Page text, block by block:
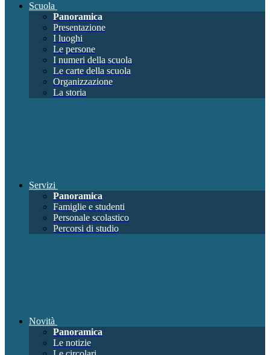
Scuola
Panoramica
Presentazione
I luoghi
Le persone
I numeri della scuola
Le carte della scuola
Organizzazione
La storia
Servizi
Panoramica
Famiglie e studenti
Personale scolastico
Percorsi di studio
Novità
Panoramica
Le notizie